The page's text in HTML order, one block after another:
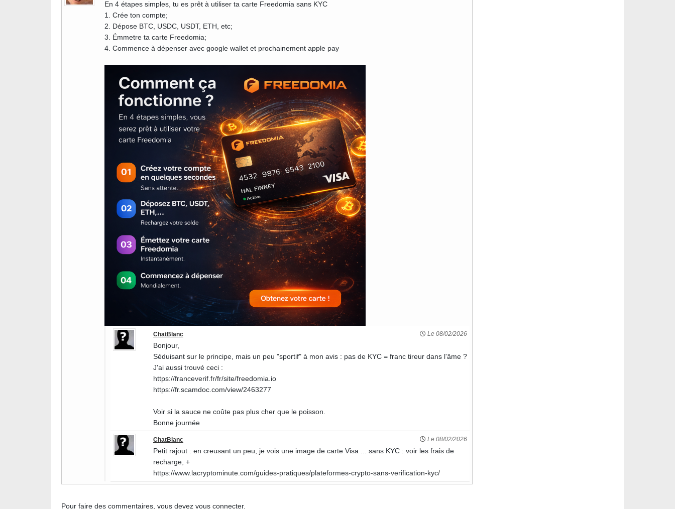
En 4 étapes simples, tu es prêt à utiliser ta carte Freedomia sans KYC
1. Crée ton compte;
2. Dépose BTC, USDC, USDT, ETH, etc;
3. Émmetre ta carte Freedomia;
4. Commence à dépenser avec google wallet et prochainement apple pay
ChatBlanc Le 08/02/2026
Bonjour,
Séduisant sur le principe, mais un peu "sportif" à mon avis : pas de KYC = franc tireur dans l'âme ?
J'ai aussi trouvé ceci :
https://franceverif.fr/fr/site/freedomia.io
https://fr.scamdoc.com/view/2463277
Voir si la sauce ne coûte pas plus cher que le poisson.
Bonne journée
ChatBlanc Le 08/02/2026
Petit rajout : en creusant un peu, je vois une image de carte Visa ... sans KYC : voir les frais de
recharge, +
https://www.lacryptominute.com/guides-pratiques/plateformes-crypto-sans-verification-kyc/
Pour faire des commentaires, vous devez vous connecter.